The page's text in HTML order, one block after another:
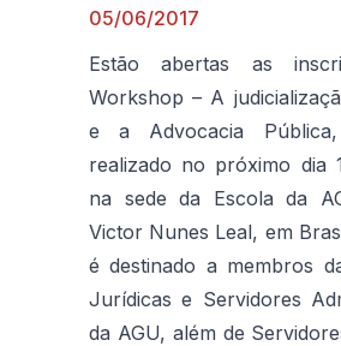
05/06/2017
Estão abertas as
Workshop – A
e a Advocacia
realizado no próximo dia
na sede da Escola da
Victor Nunes Leal, em
é destinado a membros
Jurídicas e Servidores
da AGU, além de